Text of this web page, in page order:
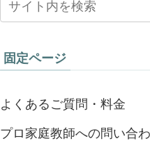
固定ページ
よくあるご質問・料金
プロ家庭教師への問い合